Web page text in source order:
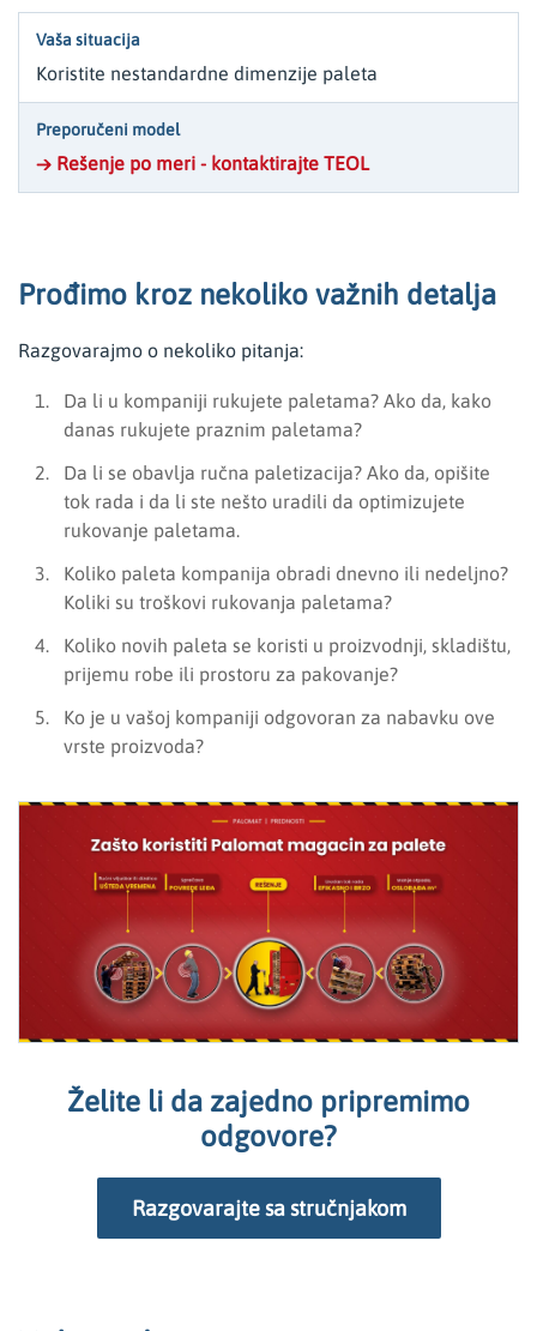
Koristite nestandardne dimenzije paleta
→ Rešenje po meri - kontaktirajte TEOL
Prođimo kroz nekoliko važnih detalja
Razgovarajmo o nekoliko pitanja:
Da li u kompaniji rukujete paletama? Ako da, kako
danas rukujete praznim paletama?
Da li se obavlja ručna paletizacija? Ako da, opišite
tok rada i da li ste nešto uradili da optimizujete
rukovanje paletama.
Koliko paleta kompanija obradi dnevno ili nedeljno?
Koliki su troškovi rukovanja paletama?
Koliko novih paleta se koristi u proizvodnji, skladištu,
prijemu robe ili prostoru za pakovanje?
Ko je u vašoj kompaniji odgovoran za nabavku ove
vrste proizvoda?
Želite li da zajedno pripremimo
odgovore?
Razgovarajte sa stručnjakom